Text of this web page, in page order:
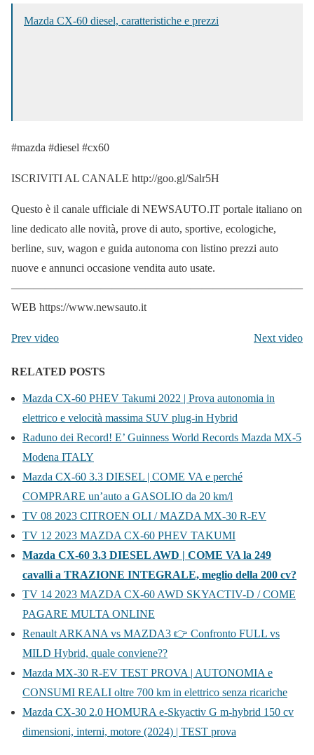
Mazda CX-60 diesel, caratteristiche e prezzi
#mazda #diesel #cx60
ISCRIVITI AL CANALE http://goo.gl/Salr5H
Questo è il canale ufficiale di NEWSAUTO.IT portale italiano on
line dedicato alle novità, prove di auto, sportive, ecologiche,
berline, suv, wagon e guida autonoma con listino prezzi auto
nuove e annunci occasione vendita auto usate.
——————————————————————————
WEB https://www.newsauto.it
Prev video Next video
RELATED POSTS
Mazda CX-60 PHEV Takumi 2022 | Prova autonomia in
elettrico e velocità massima SUV plug-in Hybrid
Raduno dei Record! E’ Guinness World Records Mazda MX-5
Modena ITALY
Mazda CX-60 3.3 DIESEL | COME VA e perché
COMPRARE un’auto a GASOLIO da 20 km/l
TV 08 2023 CITROEN OLI / MAZDA MX-30 R-EV
TV 12 2023 MAZDA CX-60 PHEV TAKUMI
Mazda CX-60 3.3 DIESEL AWD | COME VA la 249
cavalli a TRAZIONE INTEGRALE, meglio della 200 cv?
TV 14 2023 MAZDA CX-60 AWD SKYACTIV-D / COME
PAGARE MULTA ONLINE
Renault ARKANA vs MAZDA3 👉 Confronto FULL vs
MILD Hybrid, quale conviene??
Mazda MX-30 R-EV TEST PROVA | AUTONOMIA e
CONSUMI REALI oltre 700 km in elettrico senza ricariche
Mazda CX-30 2.0 HOMURA e-Skyactiv G m-hybrid 150 cv
dimensioni, interni, motore (2024) | TEST prova